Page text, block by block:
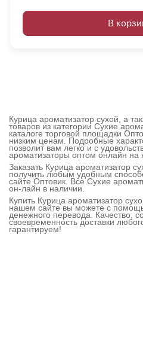
В
Курица ароматизатор сухой, а
товаров из категории Сухие
каталоге торговой площадки
низким ценам. Подробные
позволит вам легко и с
ароматизаторы оптом онлайн на
Заказать Курица ароматизатор
получить любым удобным
сайте Оптовик. Все Сухие
он-лайн в наличии.
Купить Курица ароматизатор
нашем сайте вы можете с
денежного перевода. Качество,
своевременность доставки
гарантируем!